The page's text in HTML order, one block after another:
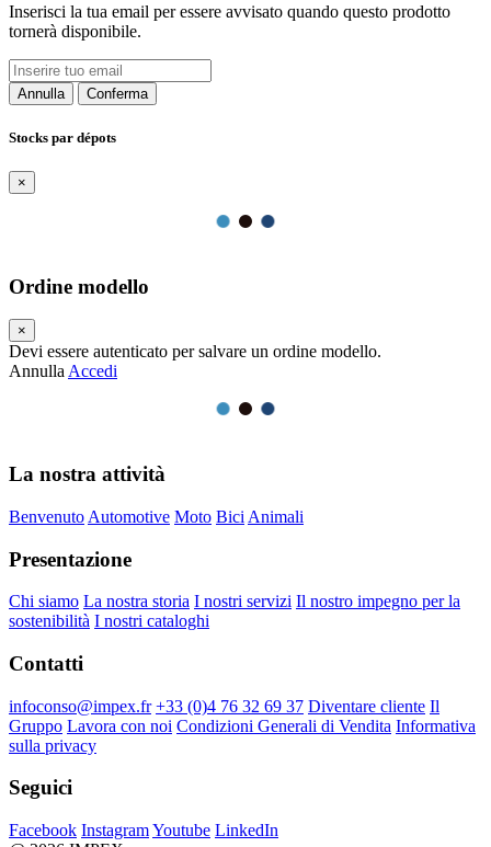
Inserisci la tua email per essere avvisato quando questo prodotto
tornerà disponibile.
Annulla Conferma
Stocks par dépots
×
Ordine modello
×
Devi essere autenticato per salvare un ordine modello.
Annulla Accedi
La nostra attività
Benvenuto Automotive Moto Bici Animali
Presentazione
Chi siamo La nostra storia I nostri servizi Il nostro impegno per la
sostenibilità I nostri cataloghi
Contatti
infoconso@impex.fr +33 (0)4 76 32 69 37 Diventare cliente Il
Gruppo Lavora con noi Condizioni Generali di Vendita Informativa
sulla privacy
Seguici
Facebook InstagramYoutube LinkedIn